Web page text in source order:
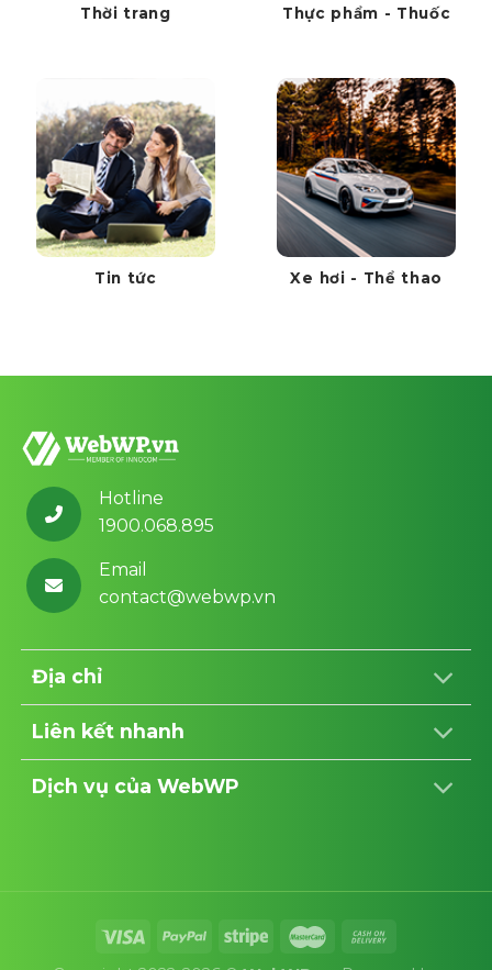
Thời trang Thực phẩm - Thuốc
Tin tức Xe hơi - Thể thao
Hotline
1900.068.895
Email
contact@webwp.vn
Địa chỉ
Liên kết nhanh
Dịch vụ của WebWP